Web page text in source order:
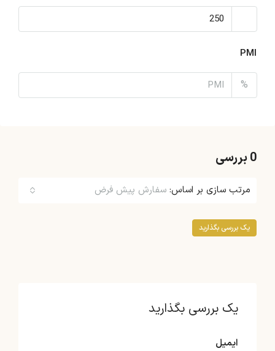
PMI
%
0 بررسی
مرتب سازی بر اساس: سفارش پیش فرض
یک بررسی بگذارید
یک بررسی بگذارید
ایمیل